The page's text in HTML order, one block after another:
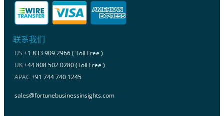
联系我们
US +1 833 909 2966 ( Toll Free )
UK+44 808 502 0280 (Toll Free )
APAC +91 744 740 1245
sales@fortunebusinessinsights.com